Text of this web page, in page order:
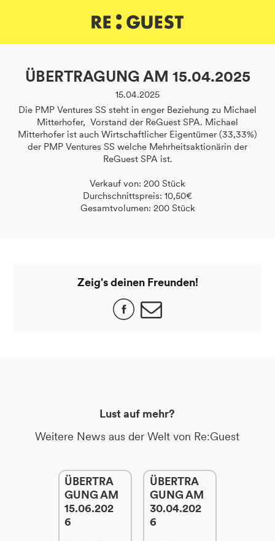
ÜBERTRAGUNG AM 15.04.2025
15.04.2025
Die PMP Ventures SS steht in enger Beziehung zu Michael
Mitterhofer, Vorstand der ReGuest SPA. Michael
Mitterhofer ist auch Wirtschaftlicher Eigentümer (33,33%)
der PMP Ventures SS welche Mehrheitsaktionärin der
ReGuest SPA ist.
Verkauf von: 200 Stück
Durchschnittspreis: 10,50€
Gesamtvolumen: 200 Stück
Zeig's deinen Freunden!
Lust auf mehr?
Weitere News aus der Welt von Re:Guest
ÜBERTRA
GUNG AM
15.06.202
6
ÜBERTRA
GUNG AM
30.04.202
6